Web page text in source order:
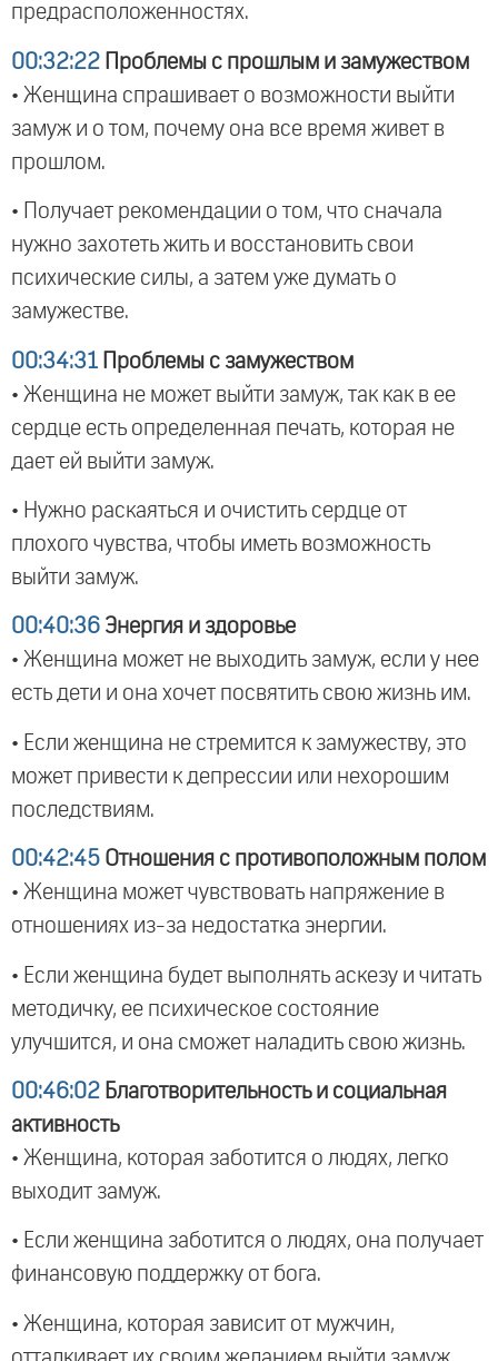
предрасположенностях.
00:32:22 Проблемы с прошлым и замужеством
• Женщина спрашивает о возможности выйти
замуж и о том, почему она все время живет в
прошлом.
• Получает рекомендации о том, что сначала
нужно захотеть жить и восстановить свои
психические силы, а затем уже думать о
замужестве.
00:34:31 Проблемы с замужеством
• Женщина не может выйти замуж, так как в ее
сердце есть определенная печать, которая не
дает ей выйти замуж.
• Нужно раскаяться и очистить сердце от
плохого чувства, чтобы иметь возможность
выйти замуж.
00:40:36 Энергия и здоровье
• Женщина может не выходить замуж, если у нее
есть дети и она хочет посвятить свою жизнь им.
• Если женщина не стремится к замужеству, это
может привести к депрессии или нехорошим
последствиям.
00:42:45 Отношения с противоположным полом
• Женщина может чувствовать напряжение в
отношениях из-за недостатка энергии.
• Если женщина будет выполнять аскезу и читать
методичку, ее психическое состояние
улучшится, и она сможет наладить свою жизнь.
00:46:02 Благотворительность и социальная
активность
• Женщина, которая заботится о людях, легко
выходит замуж.
• Если женщина заботится о людях, она получает
финансовую поддержку от бога.
• Женщина, которая зависит от мужчин,